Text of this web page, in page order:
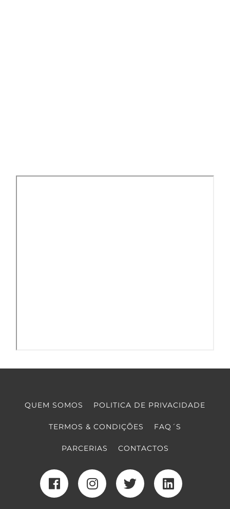
QUEM SOMOS POLITICA DE PRIVACIDADE
TERMOS & CONDIÇÕES FAQ´S
PARCERIAS CONTACTOS